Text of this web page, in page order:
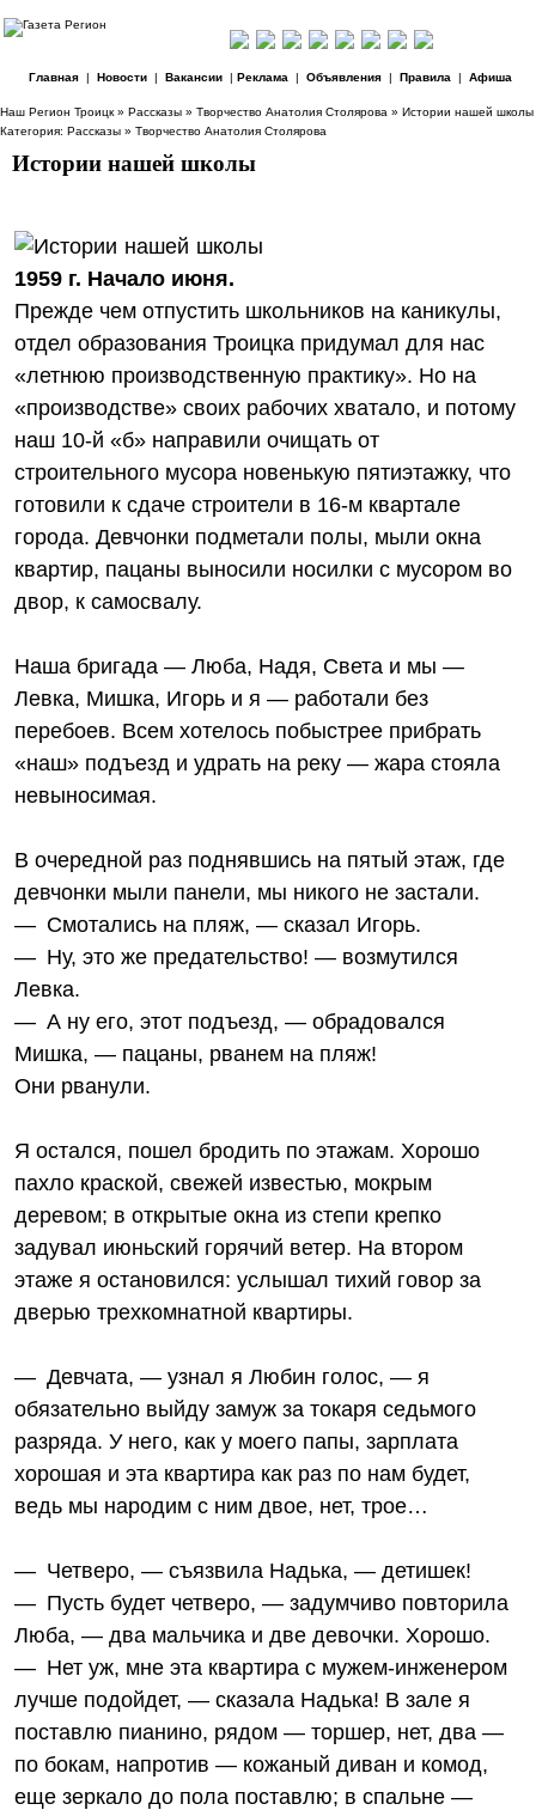
Главная| Новости| Вакансии| Реклама | Объявления| Правила | Афиша
Наш Регион Троицк » Рассказы » Творчество Анатолия Столярова » Истории нашей школы
Категория: Рассказы » Творчество Анатолия Столярова
Истории нашей школы
1959 г. Начало июня.
Прежде чем отпустить школьников на каникулы,
отдел образования Троицка придумал для нас
«летнюю производственную практику». Но на
«производстве» своих рабочих хватало, и потому
наш 10‑й «б» направили очищать от
строительного мусора новенькую пятиэтажку, что
готовили к сдаче строители в 16‑м квартале
города. Девчонки подметали полы, мыли окна
квартир, пацаны выносили носилки с мусором во
двор, к самосвалу.
Наша бригада — Люба, Надя, Света и мы —
Левка, Мишка, Игорь и я — работали без
перебоев. Всем хотелось побыстрее прибрать
«наш» подъезд и удрать на реку — жара стояла
невыносимая.
В очередной раз поднявшись на пятый этаж, где
девчонки мыли панели, мы никого не застали.
— Смотались на пляж, — сказал Игорь.
— Ну, это же предательство! — возмутился
Левка.
— А ну его, этот подъезд, — обрадовался
Мишка, — пацаны, рванем на пляж!
Они рванули.
Я остался, пошел бродить по этажам. Хорошо
пахло краской, свежей известью, мокрым
деревом; в открытые окна из степи крепко
задувал июньский горячий ветер. На втором
этаже я остановился: услышал тихий говор за
дверью трехкомнатной квартиры.
— Девчата, — узнал я Любин голос, — я
обязательно выйду замуж за токаря седьмого
разряда. У него, как у моего папы, зарплата
хорошая и эта квартира как раз по нам будет,
ведь мы народим с ним двое, нет, трое…
— Четверо, — съязвила Надька, — детишек!
— Пусть будет четверо, — задумчиво повторила
Люба, — два мальчика и две девочки. Хорошо.
— Нет уж, мне эта квартира с мужем-инженером
лучше подойдет, — сказала Надька! В зале я
поставлю пианино, рядом — торшер, нет, два —
по бокам, напротив — кожаный диван и комод,
еще зеркало до пола поставлю; в спальне —